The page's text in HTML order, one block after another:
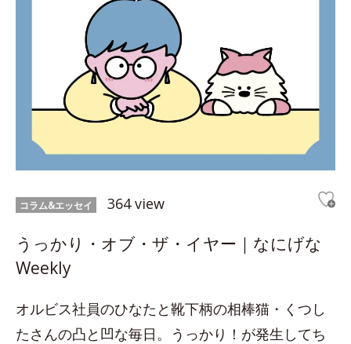
コラム&エッセイ 364 view
うっかり・オブ・ザ・イヤー｜なにげな
Weekly
オルビス社員のひなたと靴下柄の相棒猫・くつし
たさんの凸と凹な毎日。うっかり！が発生してち